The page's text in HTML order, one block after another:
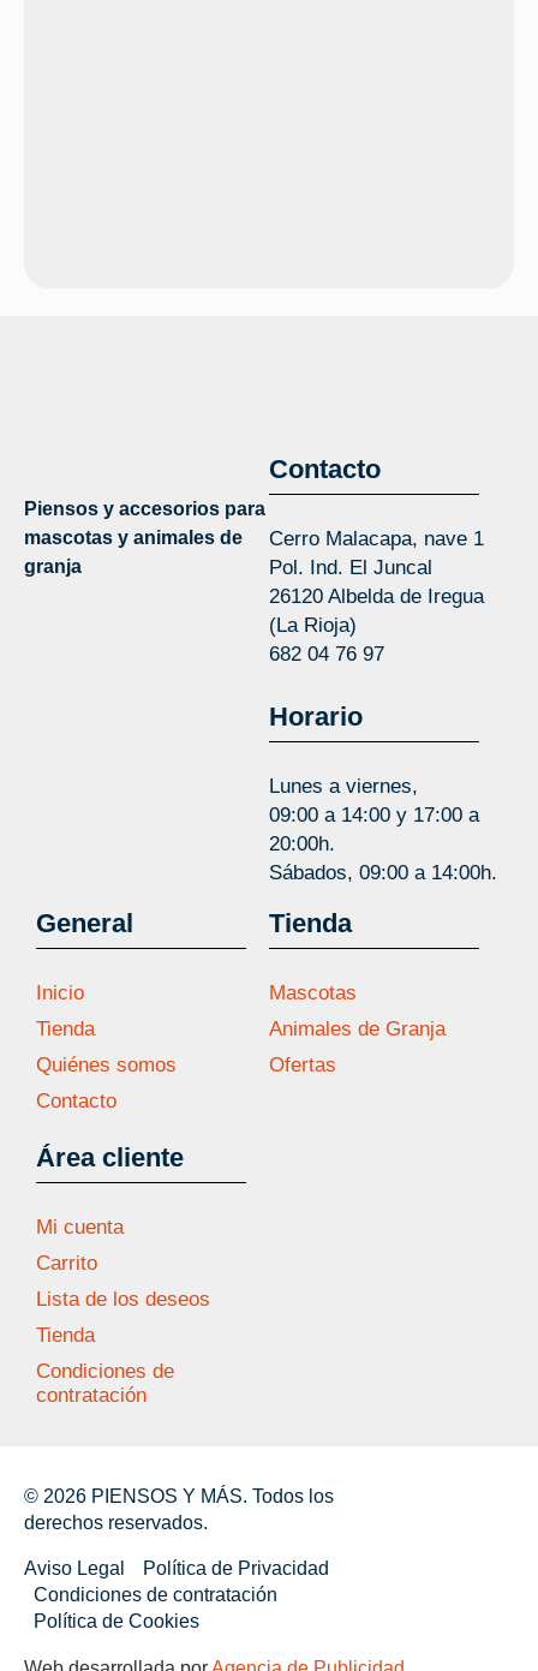
Piensos y accesorios para
mascotas y animales de
granja
Contacto
Cerro Malacapa, nave 1
Pol. Ind. El Juncal
26120 Albelda de Iregua
(La Rioja)
682 04 76 97
Horario
Lunes a viernes,
09:00 a 14:00 y 17:00 a
20:00h.
Sábados, 09:00 a 14:00h.
General
Inicio
Tienda
Quiénes somos
Contacto
Área cliente
Mi cuenta
Carrito
Lista de los deseos
Tienda
Condiciones de
contratación
Tienda
Mascotas
Animales de Granja
Ofertas
© 2026 PIENSOS Y MÁS. Todos los
derechos reservados.
Aviso Legal
Política de Privacidad
Condiciones de contratación
Política de Cookies